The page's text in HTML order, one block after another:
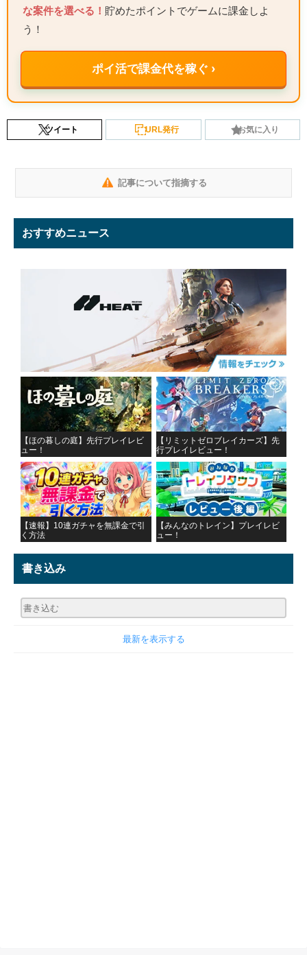
な案件を選べる！ 貯めたポイントでゲームに課金しよ
う！
ポイ活で課金代を稼ぐ ›
ツイート URL発行 お気に入り
記事について指摘する
おすすめニュース
【ほの暮しの庭】先行プレイレビ
ュー！
【リミットゼロブレイカーズ】先
行プレイレビュー！
【速報】10連ガチャを無課金で引
く方法
【みんなのトレイン】プレイレビ
ュー！
書き込み
最新を表示する